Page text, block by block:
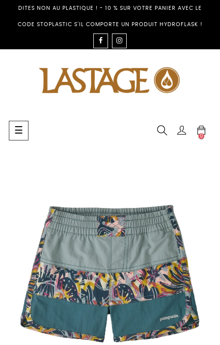
DITES NON AU PLASTIQUE ! - 10 % SUR VOTRE PANIER AVEC LE
CODE STOPLASTIC S'IL COMPORTE UN PRODUIT HYDROFLASK !
FACEBOOK
Umschalten
der
☰
0